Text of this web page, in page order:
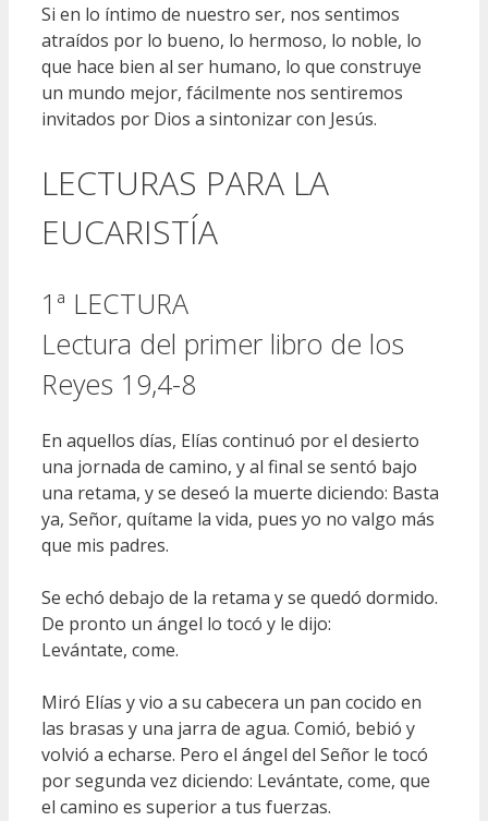
Si en lo íntimo de nuestro ser, nos sentimos
atraídos por lo bueno, lo hermoso, lo noble, lo
que hace bien al ser humano, lo que construye
un mundo mejor, fácilmente nos sentiremos
invitados por Dios a sintonizar con Jesús.
LECTURAS PARA LA
EUCARISTÍA
1ª LECTURA
Lectura del primer libro de los
Reyes 19,4-8
En aquellos días, Elías continuó por el desierto
una jornada de camino, y al final se sentó bajo
una retama, y se deseó la muerte diciendo: Basta
ya, Señor, quítame la vida, pues yo no valgo más
que mis padres.
Se echó debajo de la retama y se quedó dormido.
De pronto un ángel lo tocó y le dijo:
Levántate, come.
Miró Elías y vio a su cabecera un pan cocido en
las brasas y una jarra de agua. Comió, bebió y
volvió a echarse. Pero el ángel del Señor le tocó
por segunda vez diciendo: Levántate, come, que
el camino es superior a tus fuerzas.